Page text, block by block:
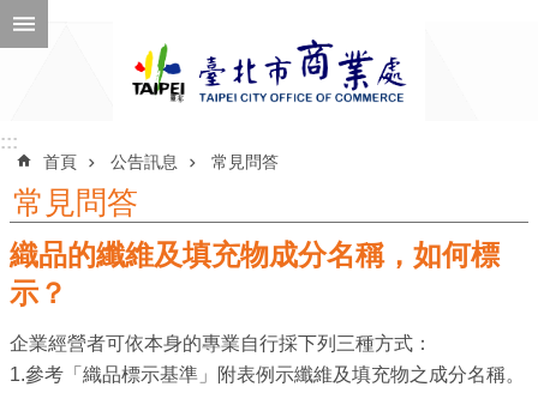
跳到主要內容區塊
公
告
息
::::::
首頁 公告訊息 常見問答
常見問答
織品的纖維及填充物成分名稱，如何標
示？
企業經營者可依本身的專業自行採下列三種方式：
1.參考「織品標示基準」附表例示纖維及填充物之成分名稱。